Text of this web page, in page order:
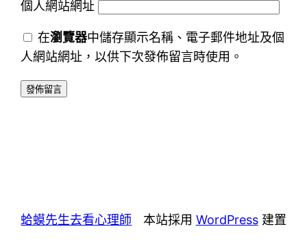
個人網站網址
在瀏覽器中儲存顯示名稱、電子郵件地址及個
人網站網址，以供下次發佈留言時使用。
蛤蟆先生去看心理師 本站採用 WordPress建置